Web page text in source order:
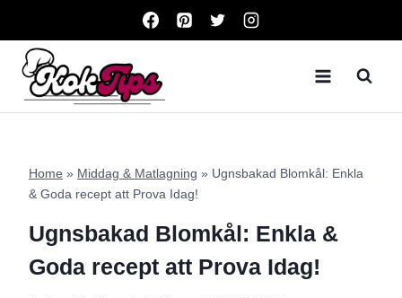
content
Home » Middag & Matlagning » Ugnsbakad Blomkål: Enkla
& Goda recept att Prova Idag!
Ugnsbakad Blomkål: Enkla &
Goda recept att Prova Idag!